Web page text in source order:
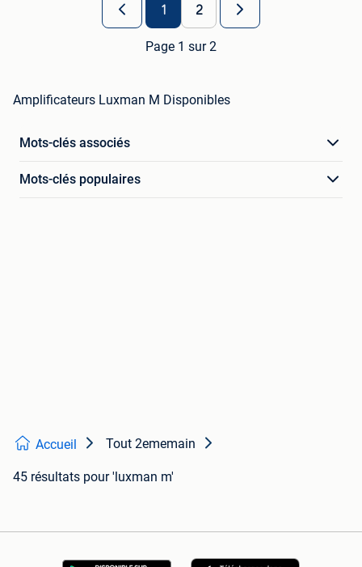
1 2
Page 1 sur 2
Amplificateurs Luxman M Disponibles
Mots-clés associés
Mots-clés populaires
Accueil Tout 2ememain
45 résultats pour 'luxman m'